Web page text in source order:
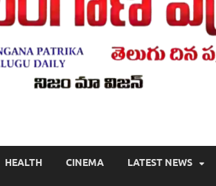
వార్తలు , బ్రేకింగ్ న్యూస్ తెలుగులో , తెలంగాణ లో తాజా
HEALTH CINEMA LATEST NEWS